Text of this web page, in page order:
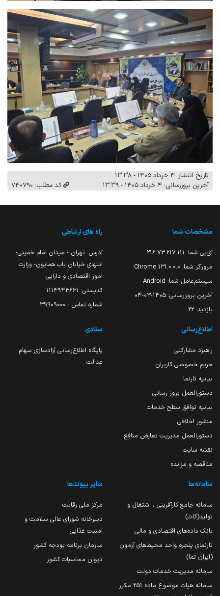
تاریخ انتشار: ۴ خرداد ۱۴۰۵ - ۱۳:۳۸
آخرین بروزرسانی: ۴ خرداد ۱۴۰۵ - ۱۳:۳۹
کد مطلب: 740790
مشخصات شما
آی‌پی شما: 216.73.217.111
مرورگر شما: 131.0.0.0 Chrome
سیستم‌عامل شما: Android
آخرین بروزرسانی: ۱۴۰۵-۰۳-۰۴
بازدید: 22
راه های ارتباطی
آدرس: تهران - میدان امام خمینی-
انتهای خیابان باب همایون- وزارت
امور اقتصادی و دارایی
کدپستی: ۱۱۱۴۹۴۳۶۶۱
شماره تماس : 39909000
اطلاع‌رسانی
راهبرد مشارکتی
حریم خصوصی کاربران
بیانیه تارنما
دستورالعمل بروز رسانی
بیانیه توافق سطح خدمات
منشور اخلاقی
دستورالعمل مدیریت تعارض منافع
نقشه سایت
مناقصه و مزایده
ستادی
پایگاه اطلاع‌رسانی آزادسازی سهام
عدالت
سامانه‌ها
سامانه جامع کارآفرینی ، اشتغال و
تولید(کات)
بانک داده‌های اقتصادی و مالی
تارنمای پنجره واحد محیط‌های آزمون
(ایران تما)
سامانه مدیریت خدمات دولت
سامانه هیات موضوع ماده 251 مکرر
سایر پیوندها
مرکز ملی رقابت
دبیرخانه شورای عالی سلامت و
امنیت غذایی
سازمان برنامه بودجه کشور
دیوان محاسبات کشور